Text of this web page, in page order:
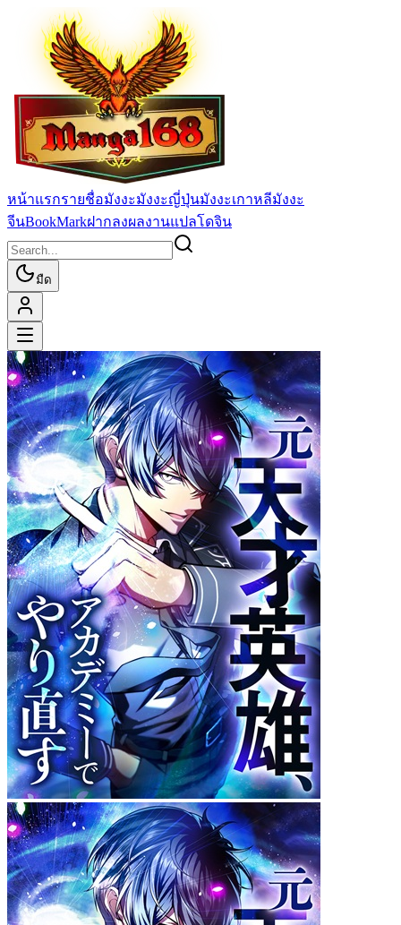
หน้าแรกรายชื่อมังงะมังงะญี่ปุ่นมังงะเกาหลีมังงะ
จีนBookMarkฝากลงผลงานแปลโดจิน
มืด